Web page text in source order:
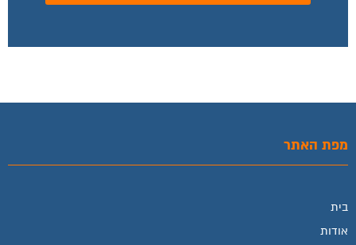
מפת האתר
בית
אודות